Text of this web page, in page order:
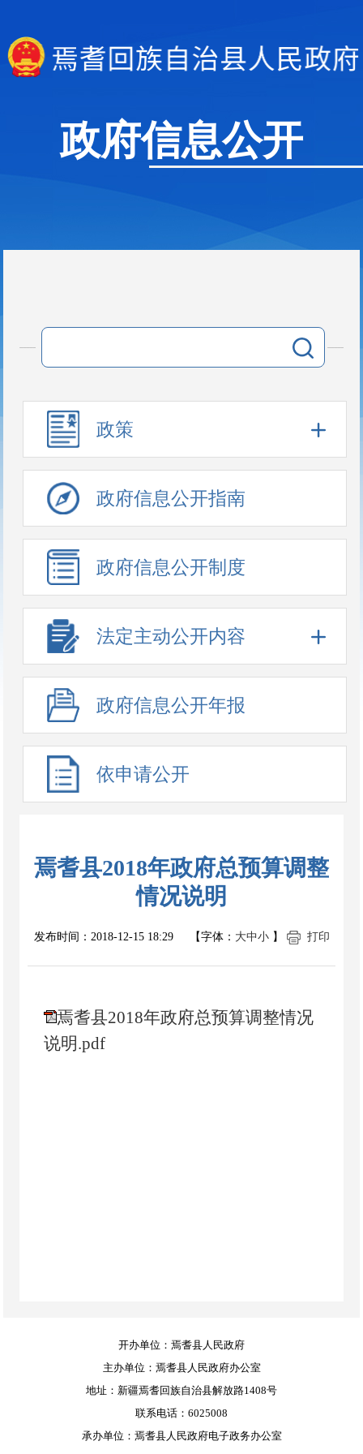
政府信息公开
政策
政府信息公开指南
政府信息公开制度
法定主动公开内容
政府信息公开年报
依申请公开
焉耆县2018年政府总预算调整
情况说明
发布时间： 2018-12-15 18:29【字体： 大中小】 打印
焉耆县2018年政府总预算调整情况
说明.pdf
开办单位：焉耆县人民政府
主办单位：焉耆县人民政府办公室
地址：新疆焉耆回族自治县解放路1408号
联系电话：6025008
承办单位：焉耆县人民政府电子政务办公室